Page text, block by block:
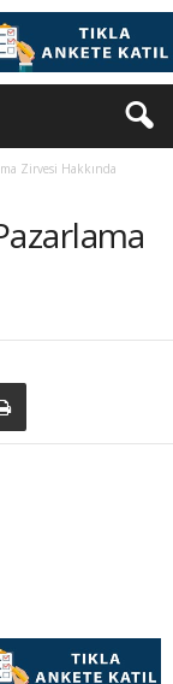
Zirvesi Hakkında